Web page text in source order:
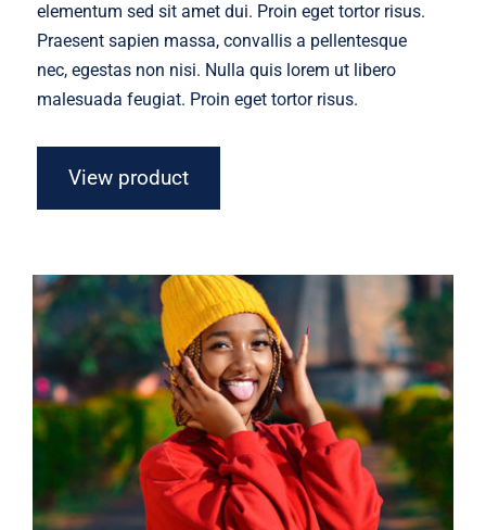
elementum sed sit amet dui. Proin eget tortor risus.
Praesent sapien massa, convallis a pellentesque
nec, egestas non nisi. Nulla quis lorem ut libero
malesuada feugiat. Proin eget tortor risus.
View product
Red Sweater